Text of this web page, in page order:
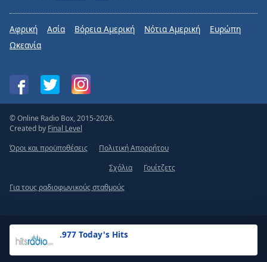
.977 Today's Hits
Αφρική Ασία Βόρεια Αμερική Νότια Αμερική
Ευρώπη
Ωκεανία
© Online Radio Box, 2015-2026.
Created by Final Level
Όροι και προϋποθέσεις
Πολιτική Απορρήτου
Σχόλια
Γουίτζετς
Για τους ραδιοφωνικούς σταθμούς